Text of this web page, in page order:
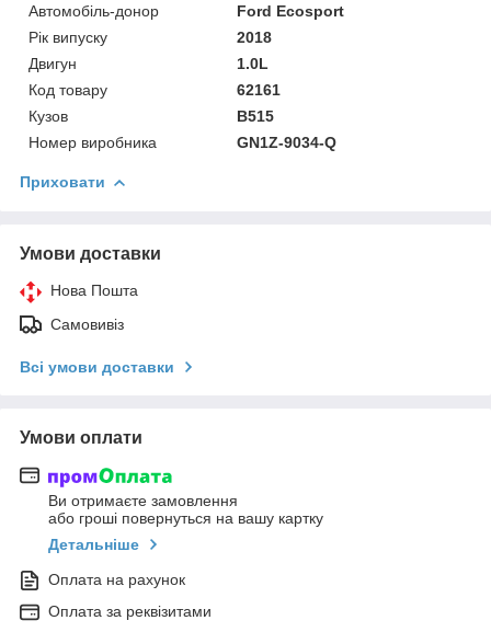
Автомобіль-донор
Ford Ecosport
Рік випуску
2018
Двигун
1.0L
Код товару
62161
Кузов
B515
Номер виробника
GN1Z-9034-Q
Приховати
Умови доставки
Нова Пошта
Самовивіз
Всі умови доставки
Умови оплати
Ви отримаєте замовлення
або гроші повернуться на вашу картку
Детальніше
Оплата на рахунок
Оплата за реквізитами